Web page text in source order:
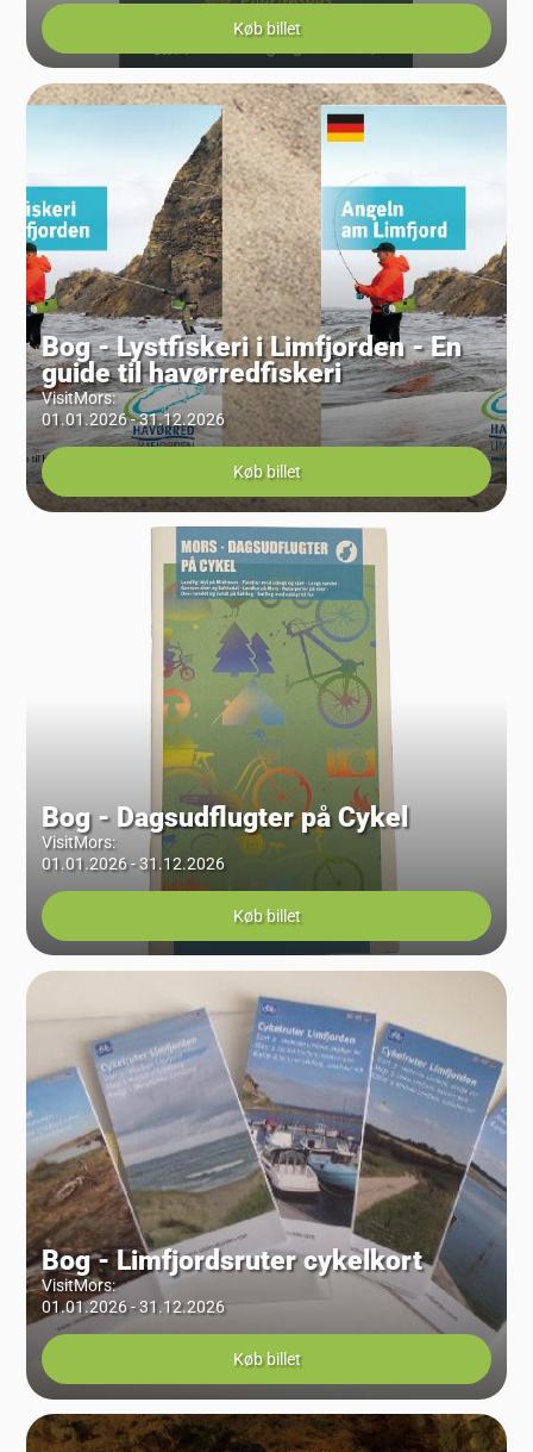
Køb billet
Bog - Lystfiskeri i Limfjorden - En
guide til havørredfiskeri
VisitMors:
01.01.2026 - 31.12.2026
Køb billet
Bog - Dagsudflugter på Cykel
VisitMors:
01.01.2026 - 31.12.2026
Køb billet
Bog - Limfjordsruter cykelkort
VisitMors:
01.01.2026 - 31.12.2026
Køb billet